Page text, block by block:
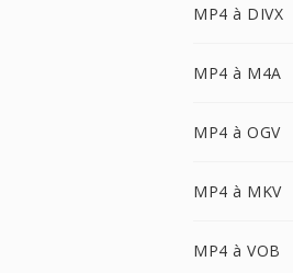
MP4 à DIVX
MP4 à M4A
MP4 à OGV
MP4 à MKV
MP4 à VOB